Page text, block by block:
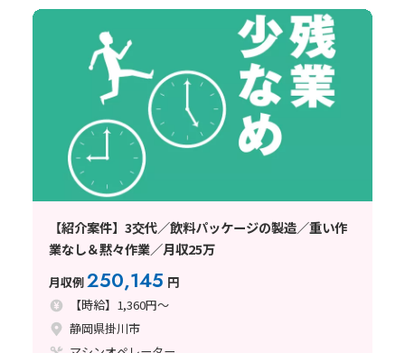
【紹介案件】3交代／飲料パッケージの製造／重い作
業なし＆黙々作業／月収25万
月収例250,145 円
【時給】1,360円～
静岡県掛川市